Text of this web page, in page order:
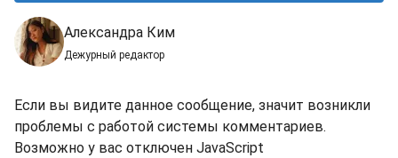
Александра Ким
Дежурный редактор
Если вы видите данное сообщение, значит возникли
проблемы с работой системы комментариев.
Возможно у вас отключен JavaScript